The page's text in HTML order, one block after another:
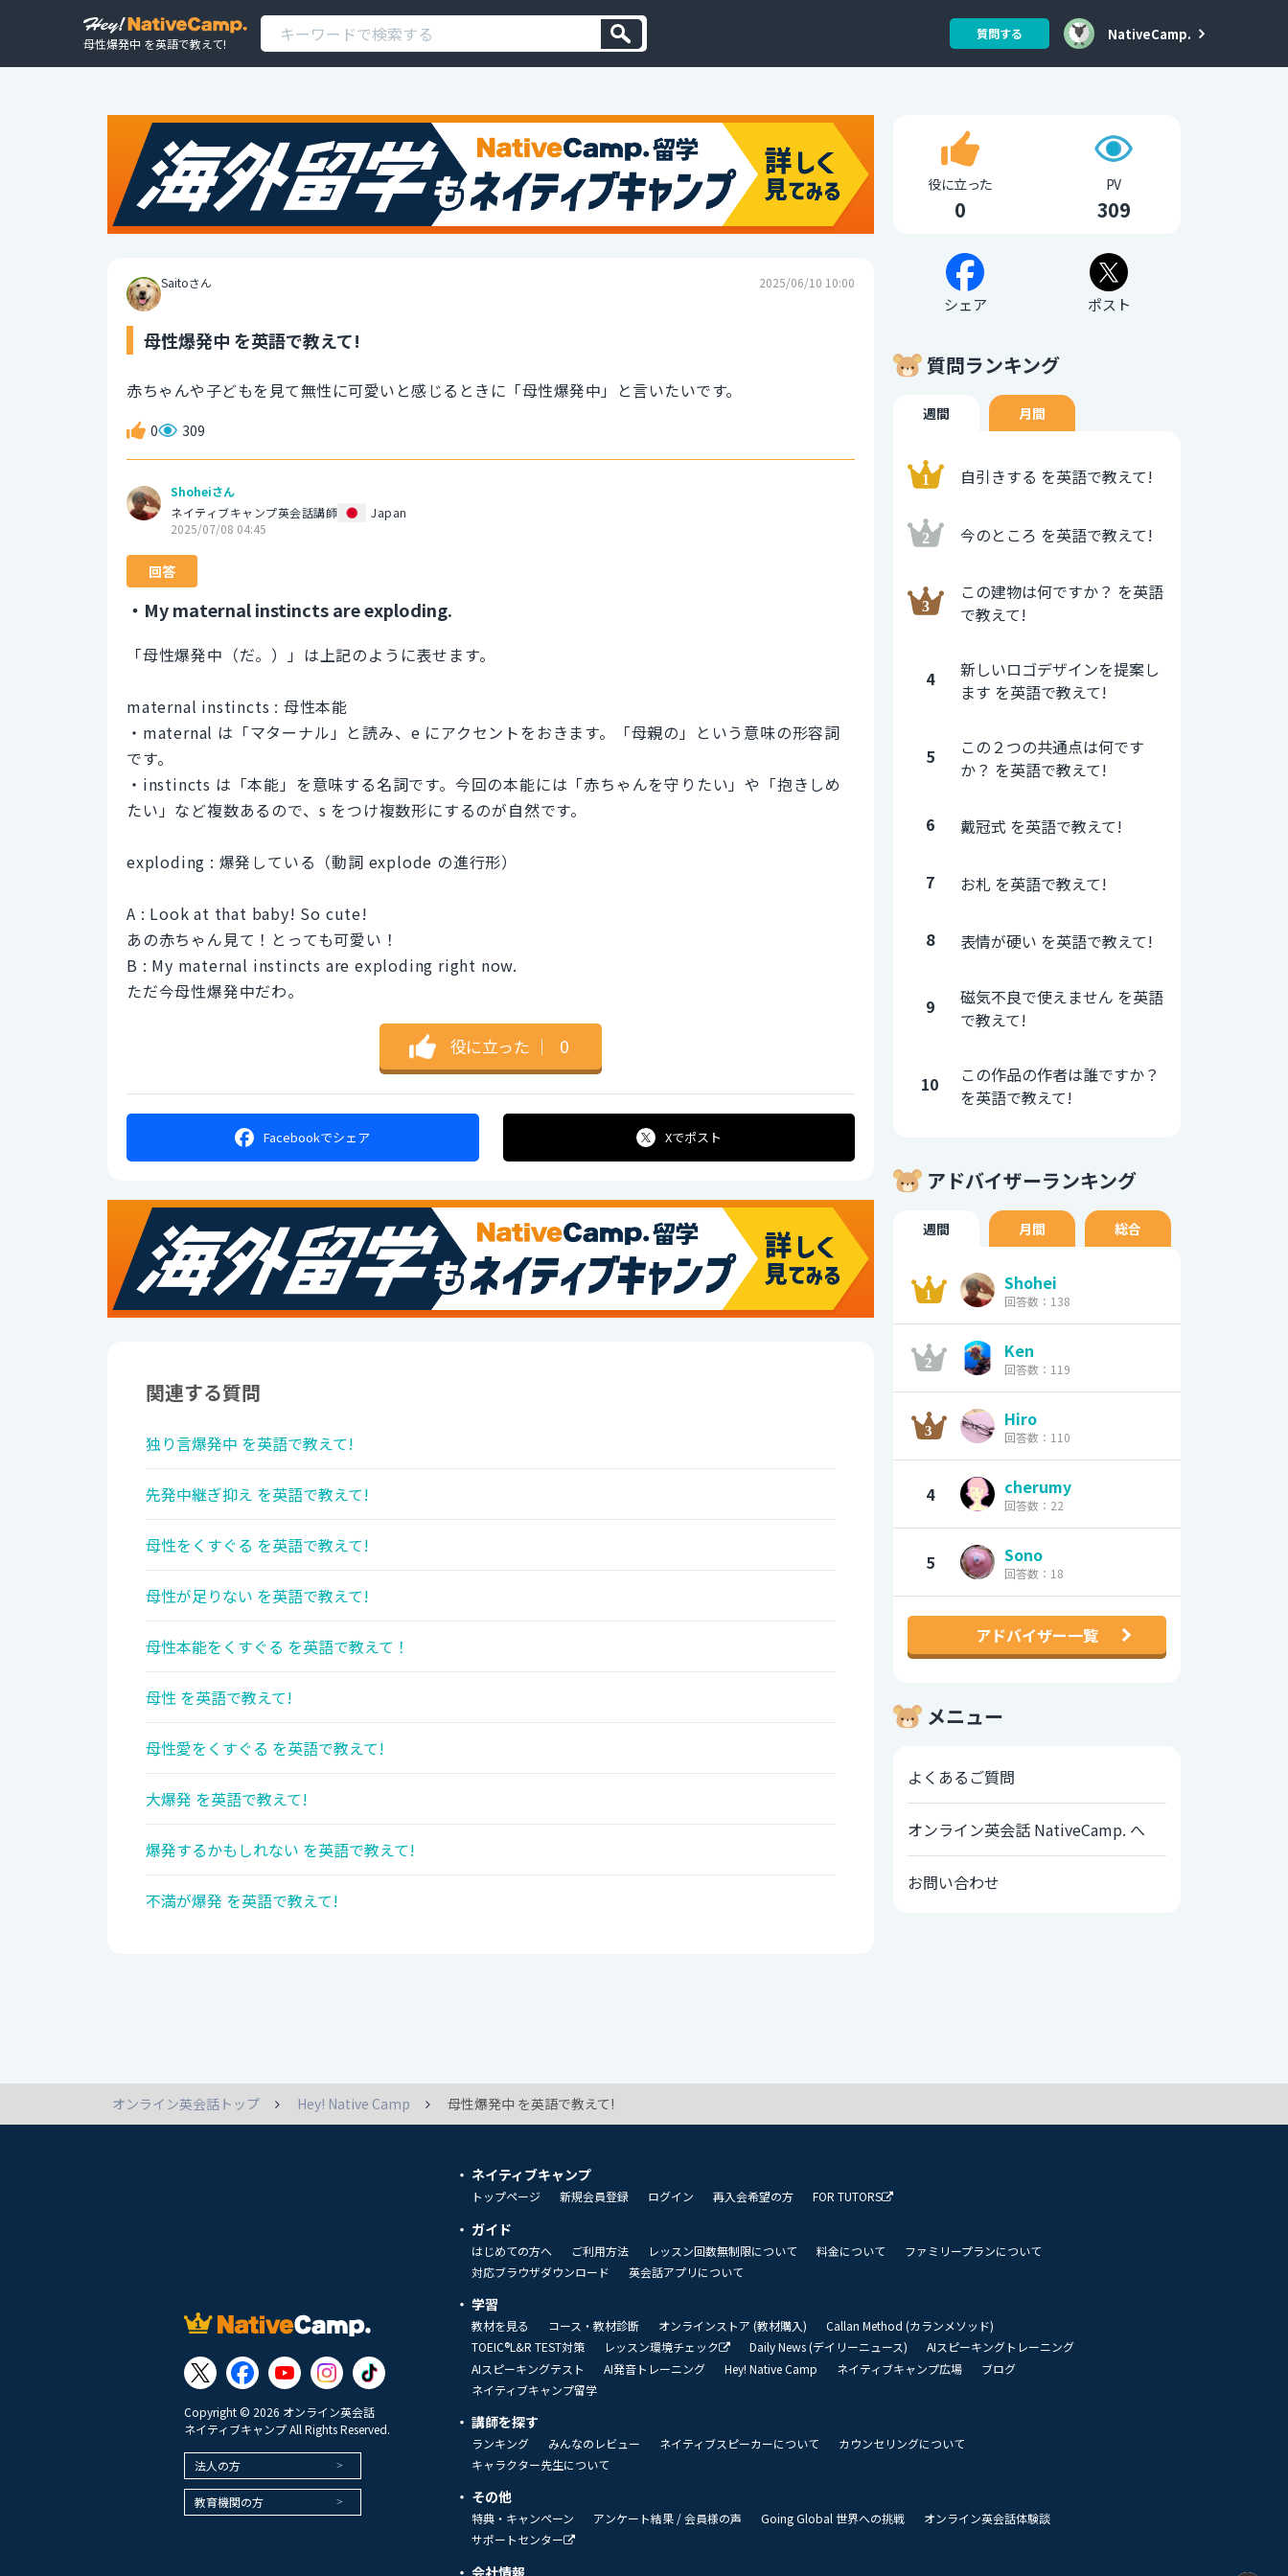
母性爆発中 を英語で教えて!
質問する NativeCamp.
Saitoさん 2025/06/10 10:00
母性爆発中 を英語で教えて!
赤ちゃんや子どもを見て無性に可愛いと感じるときに「母性爆発中」と言いたいです。
0 309
Shoheiさん
ネイティブキャンプ英会話講師
Japan
2025/07/08 04:45
回答
・My maternal instincts are exploding.
「母性爆発中（だ。）」は上記のように表せます。
maternal instincts : 母性本能
・maternal は「マターナル」と読み、e にアクセントをおきます。「母親の」という意味の形容詞
です。
・instincts は「本能」を意味する名詞です。今回の本能には「赤ちゃんを守りたい」や「抱きしめ
たい」など複数あるので、s をつけ複数形にするのが自然です。
exploding : 爆発している（動詞 explode の進行形）
A : Look at that baby! So cute!
あの赤ちゃん見て！とっても可愛い！
B : My maternal instincts are exploding right now.
ただ今母性爆発中だわ。
役に立った ｜ 0
Facebookでシェア Xでポスト
関連する質問
独り言爆発中 を英語で教えて!
先発中継ぎ抑え を英語で教えて!
母性をくすぐる を英語で教えて!
母性が足りない を英語で教えて!
母性本能をくすぐる を英語で教えて！
母性 を英語で教えて!
母性愛をくすぐる を英語で教えて!
大爆発 を英語で教えて!
爆発するかもしれない を英語で教えて!
不満が爆発 を英語で教えて!
役に立った
0
PV
309
シェア ポスト
質問ランキング
週間 月間
自引きする を英語で教えて!
今のところ を英語で教えて!
この建物は何ですか？ を英語
で教えて!
4
新しいロゴデザインを提案し
ます を英語で教えて!
5
この２つの共通点は何です
か？ を英語で教えて!
6 戴冠式 を英語で教えて!
7 お札 を英語で教えて!
8 表情が硬い を英語で教えて!
9
磁気不良で使えません を英語
で教えて!
10
この作品の作者は誰ですか？
を英語で教えて!
アドバイザーランキング
週間 月間 総合
Shohei
回答数：138
Ken
回答数：119
Hiro
回答数：110
4 cherumy
回答数：22
5 Sono
回答数：18
アドバイザー一覧
メニュー
よくあるご質問
オンライン英会話 NativeCamp. へ
お問い合わせ
オンライン英会話トップ Hey! Native Camp 母性爆発中 を英語で教えて!
Copyright © 2026 オンライン英会話
ネイティブキャンプ All Rights Reserved.
法人の方
教育機関の方
ネイティブキャンプ
トップページ 新規会員登録 ログイン 再入会希望の方 FOR TUTORS
ガイド
はじめての方へ ご利用方法 レッスン回数無制限について 料金について
ファミリープランについて
対応ブラウザダウンロード
英会話アプリについて
学習
教材を見る コース・教材診断 オンラインストア (教材購入)
Callan Method (カランメソッド)
TOEIC®L&R TEST対策
レッスン環境チェック Daily News (デイリーニュース)
AIスピーキングトレーニング
AIスピーキングテスト
AI発音トレーニング Hey! Native Camp ネイティブキャンプ広場
ブログ
ネイティブキャンプ留学
講師を探す
ランキング みんなのレビュー ネイティブスピーカーについて
カウンセリングについて
キャラクター先生について
その他
特典・キャンペーン アンケート結果 / 会員様の声 Going Global 世界への挑戦
オンライン英会話体験談
サポートセンター